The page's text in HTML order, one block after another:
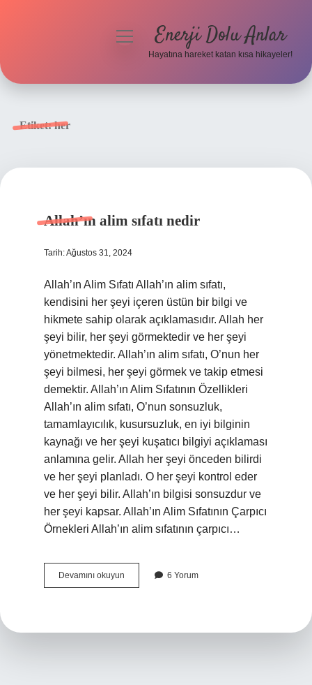
menüyüEnerji Dolu Anlar
Hayatına hareket katan kısa hikayeler!
Etiket:her
Allah’ın alim sıfatı nedir
Tarih: Ağustos 31, 2024
Allah’ın Alim Sıfatı Allah’ın alim sıfatı,
kendisini her şeyi içeren üstün bir bilgi ve
hikmete sahip olarak açıklamasıdır. Allah her
şeyi bilir, her şeyi görmektedir ve her şeyi
yönetmektedir. Allah’ın alim sıfatı, O’nun her
şeyi bilmesi, her şeyi görmek ve takip etmesi
demektir. Allah’ın Alim Sıfatının Özellikleri
Allah’ın alim sıfatı, O’nun sonsuzluk,
tamamlayıcılık, kusursuzluk, en iyi bilginin
kaynağı ve her şeyi kuşatıcı bilgiyi açıklaması
anlamına gelir. Allah her şeyi önceden bilirdi
ve her şeyi planladı. O her şeyi kontrol eder
ve her şeyi bilir. Allah’ın bilgisi sonsuzdur ve
her şeyi kapsar. Allah’ın Alim Sıfatının Çarpıcı
Örnekleri Allah’ın alim sıfatının çarpıcı…
Devamını okuyun
alim
6 Yorum